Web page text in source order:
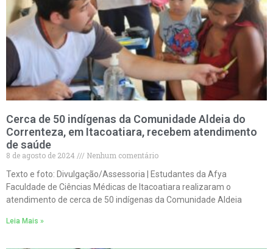
Cerca de 50 indígenas da Comunidade Aldeia do
Correnteza, em Itacoatiara, recebem atendimento
de saúde
8 de agosto de 2024
Nenhum comentário
Texto e foto: Divulgação/Assessoria | Estudantes da Afya
Faculdade de Ciências Médicas de Itacoatiara realizaram o
atendimento de cerca de 50 indígenas da Comunidade Aldeia
Leia Mais »